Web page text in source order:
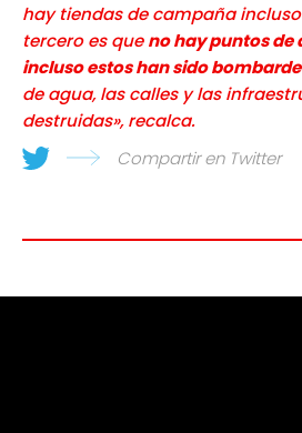
hay tiendas de campaña
tercero es queno hay puntos de
incluso estos han sido
de agua, las calles y las
destruidas», recalca.
Compartir en Twitter